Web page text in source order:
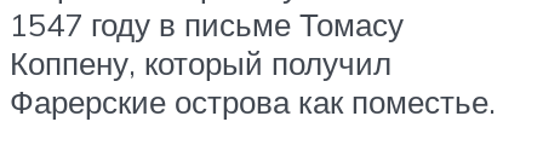
1547 году в письме Томасу
Коппену, который получил
Фарерские острова как поместье.